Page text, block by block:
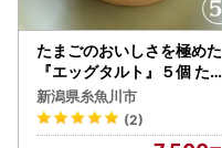
たまごのおいしさを極めた
『エッグタルト』５個 た
まごやさんのこだわりスイ
ーツ♪ フェルエッグ
新潟県糸魚川市
(2)